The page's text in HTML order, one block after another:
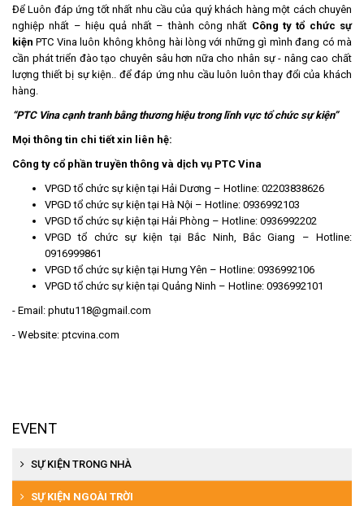
Để Luôn đáp ứng tốt nhất nhu cầu của quý khách hàng một cách chuyên
nghiệp nhất – hiệu quả nhất – thành công nhất Công ty tổ chức sự
kiện PTC Vina luôn không không hài lòng với những gì mình đang có mà
cần phát triển đào tạo chuyên sâu hơn nữa cho nhân sự - nâng cao chất
lượng thiết bị sự kiện.. để đáp ứng nhu cầu luôn luôn thay đổi của khách
hàng.
“PTC Vina cạnh tranh bằng thương hiệu trong lĩnh vực tổ chức sự kiện”
Mọi thông tin chi tiết xin liên hệ:
Công ty cổ phần truyền thông và dịch vụ PTC Vina
VPGDtổ chức sự kiện tại Hải Dương – Hotline: 02203838626
VPGDtổ chức sự kiện tại Hà Nội – Hotline: 0936992103
VPGDtổ chức sự kiện tại Hải Phòng – Hotline: 0936992202
VPGDtổ chức sự kiện tại Bắc Ninh, Bắc Giang – Hotline:
0916999861
VPGDtổ chức sự kiện tại Hưng Yên – Hotline: 0936992106
VPGDtổ chức sự kiện tại Quảng Ninh – Hotline: 0936992101
- Email: phutu118@gmail.com
- Website: ptcvina.com
EVENT
SỰ KIỆN TRONG NHÀ
Tổ chức khai trương, khánh thành
SỰ KIỆN NGOÀI TRỜI